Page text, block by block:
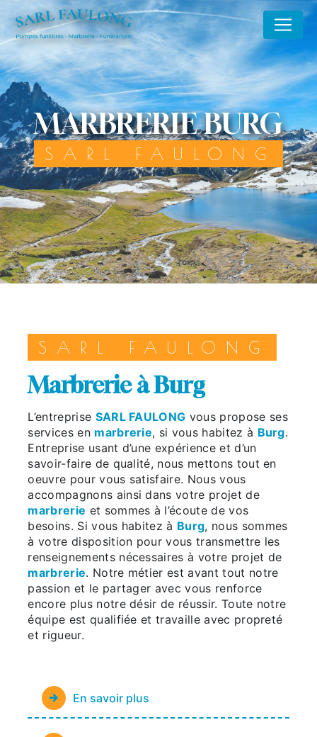
MARBRERIE BURG
SARL FAULONG
SARL FAULONG
marbrerie à Burg
L’entreprise SARL FAULONG vous propose ses
services en marbrerie, si vous habitez à Burg.
Entreprise usant d’une expérience et d’un
savoir-faire de qualité, nous mettons tout en
oeuvre pour vous satisfaire. Nous vous
accompagnons ainsi dans votre projet de
marbrerie et sommes à l’écoute de vos
besoins. Si vous habitez à Burg, nous sommes
à votre disposition pour vous transmettre les
renseignements nécessaires à votre projet de
marbrerie. Notre métier est avant tout notre
passion et le partager avec vous renforce
encore plus notre désir de réussir. Toute notre
équipe est qualifiée et travaille avec propreté
et rigueur.
En savoir plus
Panneau de gestion des cookies